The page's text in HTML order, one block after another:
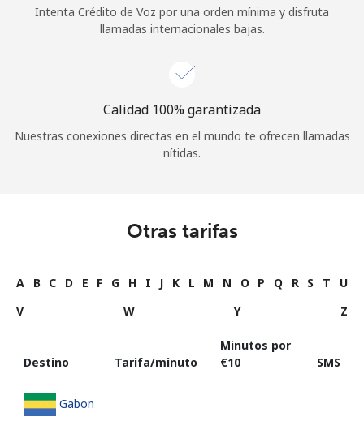
Intenta Crédito de Voz por una orden mínima y disfruta
llamadas internacionales bajas.
Calidad 100% garantizada
Nuestras conexiones directas en el mundo te ofrecen llamadas
nítidas.
Otras tarifas
A B C D E F G H I J K L M N O P Q R S T
U
V
W Y Z
Destino Tarifa/minuto
Minutos por
⁦€10⁩
SMS
Gabon